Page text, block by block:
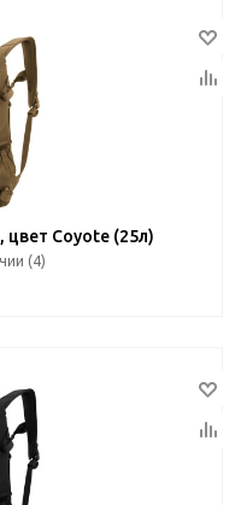
цвет Coyote (25л)
(4)